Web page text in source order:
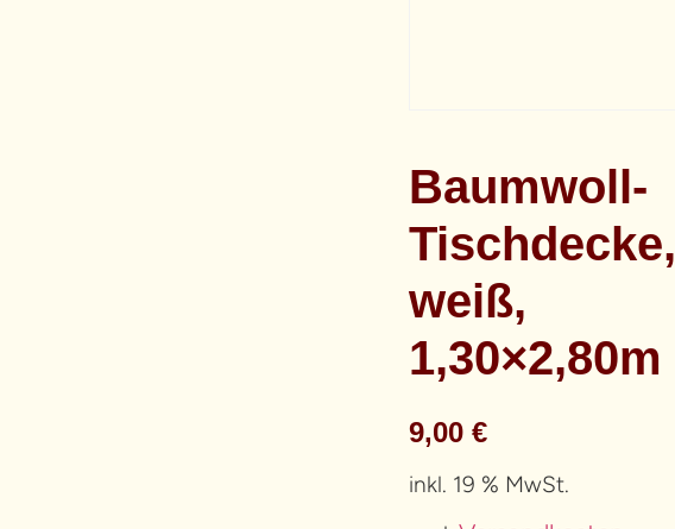
Baumwoll-
Tischdecke,
weiß,
1,30×2,80m
9,00 €
inkl. 19 % MwSt.